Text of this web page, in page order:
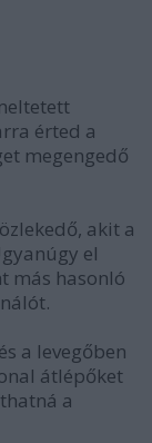
érted a
megengedő
akit a
el
más hasonló
a levegőben
átlépőket
a